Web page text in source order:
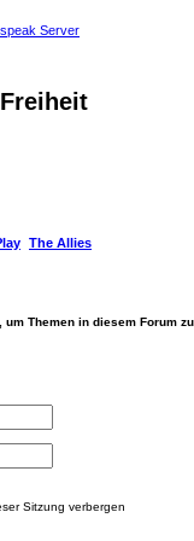
Server
The Allies
Themen in diesem Forum
Sitzung verbergen